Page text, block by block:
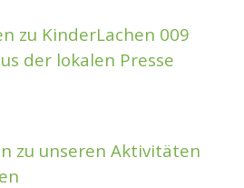
zu KinderLachen 009
der lokalen Presse
zu unseren Aktivitäten